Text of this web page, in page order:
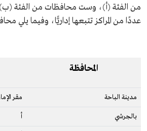
من الفئة (أ)، وست محافظات من الفئة
عددًا من المراكز تتبعها إداريًّا، وفيما يلي
المحافظة
مدينة الباحة مقر
بالجرشي أ